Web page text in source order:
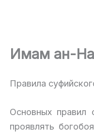
Имам ан-
Правила
Основных правил
проявлять